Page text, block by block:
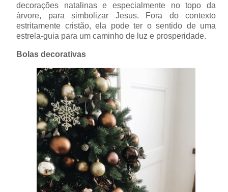
decorações natalinas e especialmente no topo da
árvore, para simbolizar Jesus. Fora do contexto
estritamente cristão, ela pode ter o sentido de uma
estrela-guia para um caminho de luz e prosperidade.
Bolas decorativas